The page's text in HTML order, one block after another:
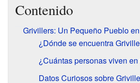
Contenido
Grivillers: Un Pequeño Pueblo
¿Dónde se encuentra
¿Cuántas personas viven
Datos Curiosos sobre